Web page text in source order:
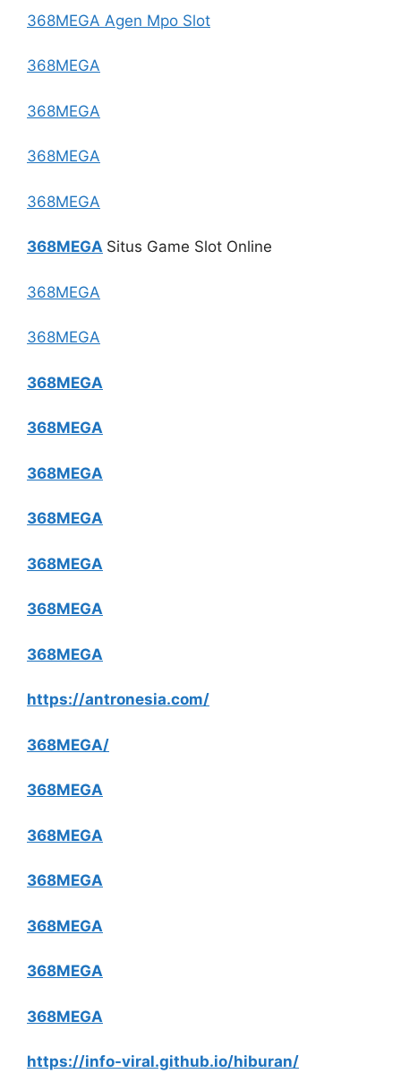
368MEGA Agen Mpo Slot
368MEGA
368MEGA
368MEGA
368MEGA
368MEGA Situs Game Slot Online
368MEGA
368MEGA
368MEGA
368MEGA
368MEGA
368MEGA
368MEGA
368MEGA
368MEGA
https://antronesia.com/
368MEGA/
368MEGA
368MEGA
368MEGA
368MEGA
368MEGA
368MEGA
https://info-viral.github.io/hiburan/